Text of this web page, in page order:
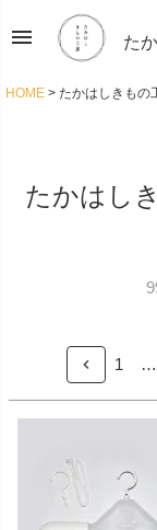
menu た
HOME たかはしきもの
たかはし
1 …